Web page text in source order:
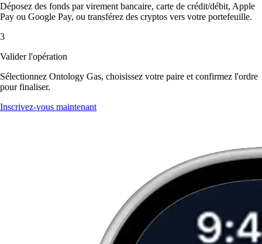
Déposez des fonds par virement bancaire, carte de crédit/débit, Apple
Pay ou Google Pay, ou transférez des cryptos vers votre portefeuille.
3
Valider l'opération
Sélectionnez Ontology Gas, choisissez votre paire et confirmez l'ordre
pour finaliser.
Inscrivez-vous maintenant